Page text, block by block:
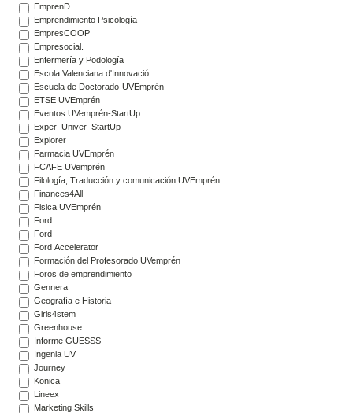
EmprenD
Emprendimiento Psicología
EmpresCOOP
Empresocial.
Enfermería y Podología
Escola Valenciana d'Innovació
Escuela de Doctorado-UVEmprén
ETSE UVEmprén
Eventos UVemprén-StartUp
Exper_Univer_StartUp
Explorer
Farmacia UVEmprén
FCAFE UVemprén
Filología, Traducción y comunicación UVEmprén
Finances4All
Fisica UVEmprén
Ford
Ford
Ford Accelerator
Formación del Profesorado UVemprén
Foros de emprendimiento
Gennera
Geografía e Historia
Girls4stem
Greenhouse
Informe GUESSS
Ingenia UV
Journey
Konica
Lineex
Marketing Skills